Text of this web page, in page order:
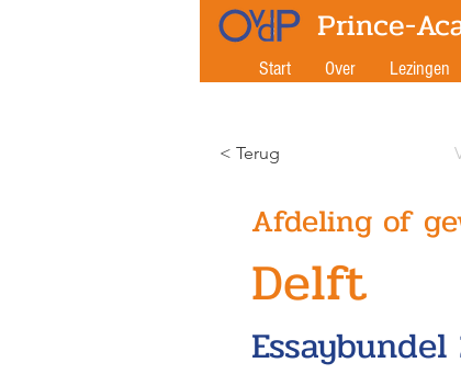
Prince-
Start Over Lezingen
< Terug
Afdeling of
Delft